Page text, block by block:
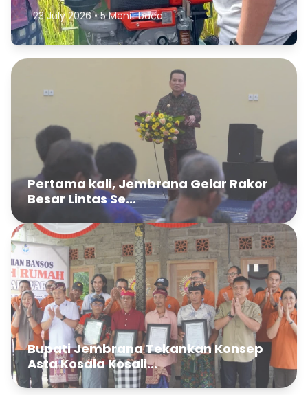
23 July 2026 • 5 Menit baca
Pertama kali, Jembrana Gelar Rakor
Besar Lintas Se...
Bupati Jembrana Tekankan Konsep
Asta Kosala Kosali...